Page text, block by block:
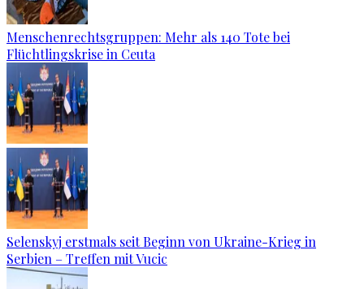
Menschenrechtsgruppen: Mehr als 140 Tote bei
Flüchtlingskrise in Ceuta
Selenskyj erstmals seit Beginn von Ukraine-Krieg in
Serbien – Treffen mit Vucic